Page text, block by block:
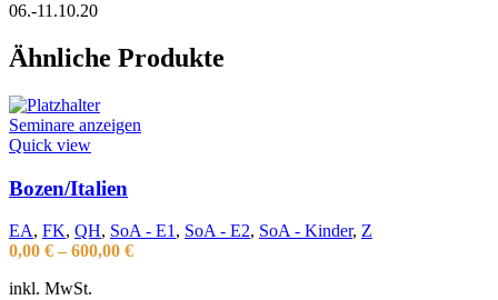
06.-11.10.20
Ähnliche Produkte
Seminare anzeigen
Quick view
Bozen/Italien
EA, FK, QH, SoA - E1, SoA - E2, SoA - Kinder, Z
0,00 € – 600,00 €
inkl. MwSt.